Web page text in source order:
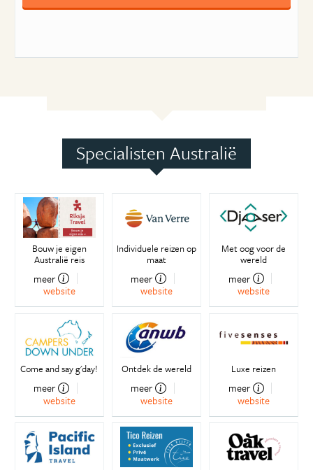
Specialisten Australië
Bouw je eigen
Australië reis
meer
website
Individuele reizen op
maat
meer
website
Met oog voor de
wereld
meer
website
Come and say g'day!
meer
website
Ontdek de wereld
meer
website
Luxe reizen
meer
website